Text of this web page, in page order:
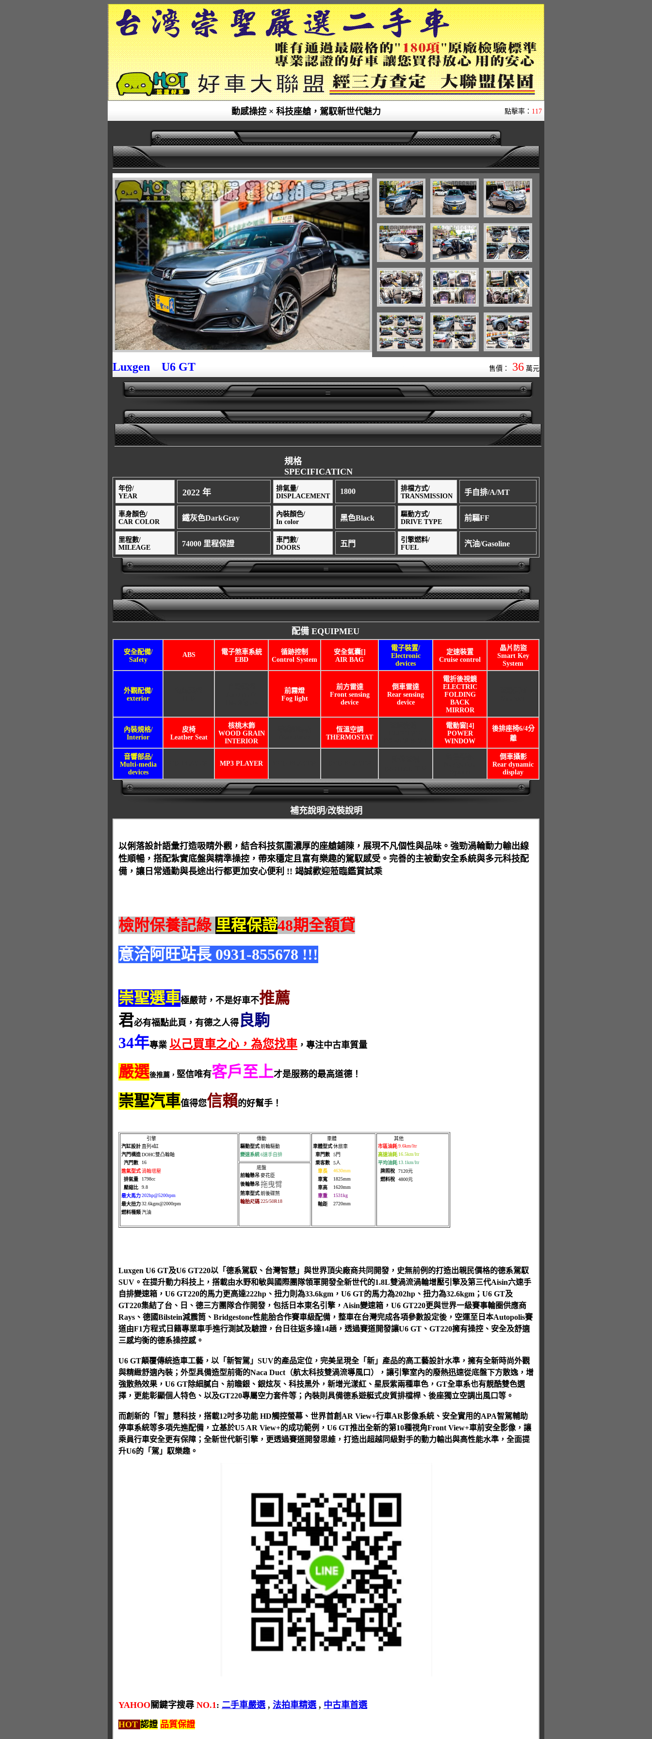
動感操控 × 科技座艙，駕馭新世代魅力 點擊率： 117
Luxgen U6 GT 售價： 36 萬元
規格
SPECIFICATICN
年份/
YEAR
2022 年
排氣量/
DISPLACEMENT
1800
排檔方式/
TRANSMISSION
手自排/A/MT
車身顏色/
CAR COLOR
鐵灰色DarkGray
內裝顏色/
In color
黑色Black
驅動方式/
DRIVE TYPE
前驅FF
里程數/
MILEAGE
74000 里程保證
車門數/
DOORS
五門
引擎燃料/
FUEL
汽油/Gasoline
配備 EQUIPMEU
安全配備/
Safety
ABS
電子煞車系統
EBD
循跡控制
Control System
安全氣囊[]
AIR BAG
電子裝置/
Electronic
devices
定速裝置
Cruise control
晶片防盜
Smart Key
System
外觀配備/
exterior
前霧燈
Fog light
前方雷達
Front sensing
device
倒車雷達
Rear sensing
device
電折後視鏡
ELECTRIC
FOLDING
BACK
MIRROR
內裝規格/
Interior
皮椅
Leather Seat
核桃木飾
WOOD GRAIN
INTERIOR
恆溫空調
THERMOSTAT
電動窗[4]
POWER
WINDOW
後排座椅6/4分
離
音響部品/
Multi-media
devices
MP3 PLAYER
倒車攝影
Rear dynamic
display
補充說明/改裝說明
以俐落設計語彙打造吸睛外觀，結合科技氛圍濃厚的座艙鋪陳，展現不凡個性與品味。強勁渦輪動力輸出線
性順暢，搭配紮實底盤與精準操控，帶來穩定且富有樂趣的駕馭感受。完善的主被動安全系統與多元科技配
備，讓日常通勤與長途出行都更加安心便利 !! 竭誠歡迎蒞臨鑑賞試乘
檢附保養記綠 里程保證48期全額貸
意洽阿旺站長 0931-855678 !!!
崇聖選車極嚴苛，不是好車不推薦
君必有福點此頁，有德之人得 良駒
34年專業 以己買車之心，為您找車 ，專注中古車質量
嚴選後推薦， 堅信唯有客戶至上才是服務的最高道德！
崇聖汽車值得您信賴 的好幫手！
引擎
汽缸設計直列4缸
汽門構造DOHC雙凸輪軸
汽門數
16
進氣型式渦輪增壓
排氣量
1798cc
壓縮比
9.8
最大馬力202hp@5200rpm
最大扭力32.6kgm@2000rpm
燃料種類汽油
傳動
驅動型式前輪驅動
變速系統6速手自排
車體
車體型式休旅車
車門數
5門
乘客數
5人
車長
4630mm
車寬
1825mm
車高
1620mm
車重
1531kg
軸距
2720mm
其他
市區油耗9.6km/ltr
高速油耗 16.5km/ltr
平均油耗 13.1km/ltr
牌照稅
7120元
燃料稅
4800元
底盤
前輪懸吊麥花臣
後輪懸吊拖曳臂
煞車型式前後碟煞
輪胎尺碼225/50R18
Luxgen U6 GT及U6 GT220以「德系駕馭、台灣智慧」與世界頂尖廠商共同開發，史無前例的打造出親民價格的德系駕馭
SUV。在提升動力科技上，搭載由水野和敏與國際團隊領軍開發全新世代的1.8L雙渦流渦輪增壓引擎及第三代Aisin六速手
自排變速箱，U6 GT220的馬力更高達222hp、扭力則為33.6kgm，U6 GT的馬力為202hp、扭力為32.6kgm；U6 GT及
GT220集結了台、日、德三方團隊合作開發，包括日本東名引擎，Aisin變速箱，U6 GT220更與世界一級賽事輪圈供應商
Rays、德國Bilstein減震筒、Bridgestone性能胎合作賽車級配備，整車在台灣完成各項參數設定後，空運至日本Autopolis賽
道由F1方程式日籍專業車手進行測試及驗證，台日往返多達14趟，透過賽道開發讓U6 GT、GT220擁有操控、安全及舒適
三感均衡的德系操控感。
U6 GT顛覆傳統造車工藝，以「新智駕」SUV的產品定位，完美呈現全「新」產品的高工藝設計水準，擁有全新時尚外觀
與精緻舒適內裝；外型具備造型前衛的Naca Duct（航太科技雙渦流導風口），讓引擎室內的廢熱迅速從底盤下方散逸，增
強散熱效果，U6 GT除細膩白、前瞻銀、銀炫灰、科技黑外，新增光漾紅、星辰紫兩種車色，GT全車系也有靚酷雙色選
擇，更能彰顯個人特色、以及GT220專屬空力套件等；內裝則具備德系遊艇式皮質排檔桿、後座獨立空調出風口等。
而創新的「智」慧科技，搭載12吋多功能 HD觸控螢幕、世界首創AR View+行車AR影像系統、安全實用的APA智駕輔助
停車系統等多項先進配備，立基於U5 AR View+的成功範例，U6 GT推出全新的第10種視角Front View+車前安全影像，讓
乘員行車安全更有保障；全新世代新引擎，更透過賽道開發思維，打造出超越同級對手的動力輸出與高性能水準，全面提
升U6的「駕」馭樂趣。
YAHOO 關鍵字搜尋 NO.1: 二手車嚴選, 法拍車精選, 中古車首選
HOT 認證 品質保證